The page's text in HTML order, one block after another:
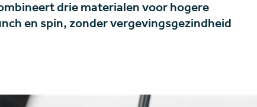
drie materialen voor hogere
en spin, zonder vergevingsgezindheid